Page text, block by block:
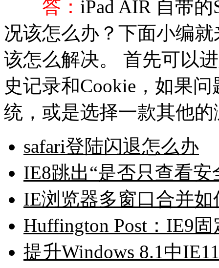
答： iPad AIR 自带
况该怎么办？下面小编
该怎么解决。 首先可以
史记录和Cookie，如果
统，或是选择一款其他
safari登陆闪退怎么办
IE8跳出“是否只查看
IE浏览器多窗口合并如
Huffington Post：IE9
提升Windows 8.1中